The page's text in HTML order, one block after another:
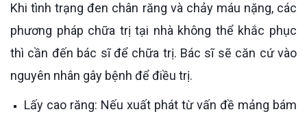
Khi tình trạng đen chân răng và chảy máu nặng, các
phương pháp chữa trị tại nhà không thể khắc phục
thì cần đến bác sĩ để chữa trị. Bác sĩ sẽ căn cứ vào
nguyên nhân gây bệnh để điều trị.
Lấy cao răng: Nếu xuất phát từ vấn đề mảng bám